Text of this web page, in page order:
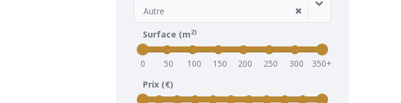
Autre
Surface (m2)
0 50 100 150 200 250 300
350+
Prix (€)